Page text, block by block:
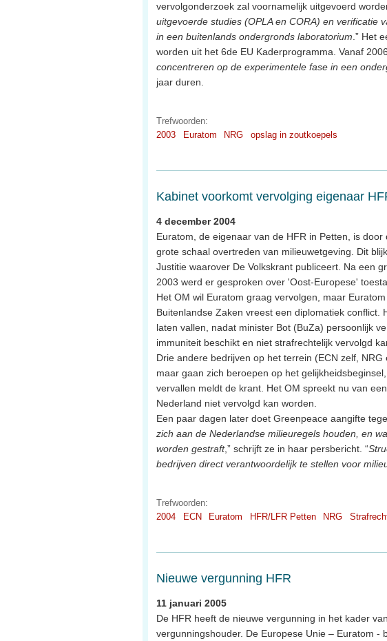
vervolgonderzoek zal voornamelijk uitgevoerd
uitgevoerde studies (OPLA en CORA) en verificatie
in een buitenlands ondergronds laboratorium .” Het
worden uit het 6de EU Kaderprogramma. Vanaf
concentreren op de experimentele fase in een
jaar duren.
Trefwoorden:
2003
Euratom NRG opslag in zoutkoepels
Kabinet voorkomt vervolging eigenaar
4 december 2004
Euratom, de eigenaar van de HFR in Petten, is
grote schaal overtreden van milieuwetgeving. Dit
Justitie waarover De Volkskrant publiceert. Na een
2003 werd er gesproken over 'Oost-Europese'
Het OM wil Euratom graag vervolgen, maar
Buitenlandse Zaken vreest een diplomatiek
laten vallen, nadat minister Bot (BuZa) persoonlijk
immuniteit beschikt en niet strafrechtelijk vervolgd
Drie andere bedrijven op het terrein (ECN zelf,
maar gaan zich beroepen op het
vervallen meldt de krant. Het OM spreekt nu van
Nederland niet vervolgd kan worden.
Een paar dagen later doet Greenpeace aangifte
zich aan de Nederlandse milieuregels houden, en
worden gestraft,” schrijft ze in haar persbericht. “
bedrijven direct verantwoordelijk te stellen voor
Trefwoorden:
2004
ECN Euratom HFR/LFR Petten NRG
Nieuwe vergunning HFR
11 januari 2005
De HFR heeft de nieuwe vergunning in het kader
vergunningshouder. De Europese Unie – Euratom -